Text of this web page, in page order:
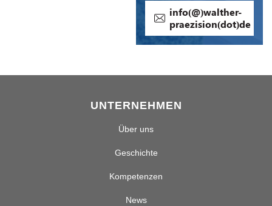
info(@)walther-
praezision(dot)de
UNTERNEHMEN
Über uns
Geschichte
Kompetenzen
News